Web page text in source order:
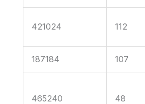
421024 112
187184 107
465240 48